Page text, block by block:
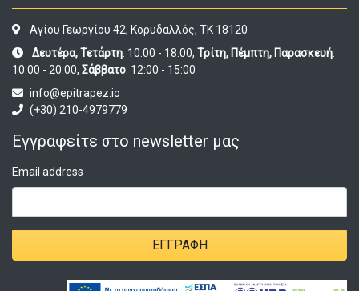
Αγίου Γεωργίου 42, Κορυδαλλός, ΤΚ 18120
Δευτέρα, Τετάρτη: 10:00 - 18:00, Τρίτη, Πέμπτη, Παρασκευή:
10:00 - 20:00, Σάββατο: 12:00 - 15:00
info@epitrapez.io
(+30) 210-4979779
Εγγραφείτε στο newsletter μας
Email address
ΕΓΓΡΑΦΉ